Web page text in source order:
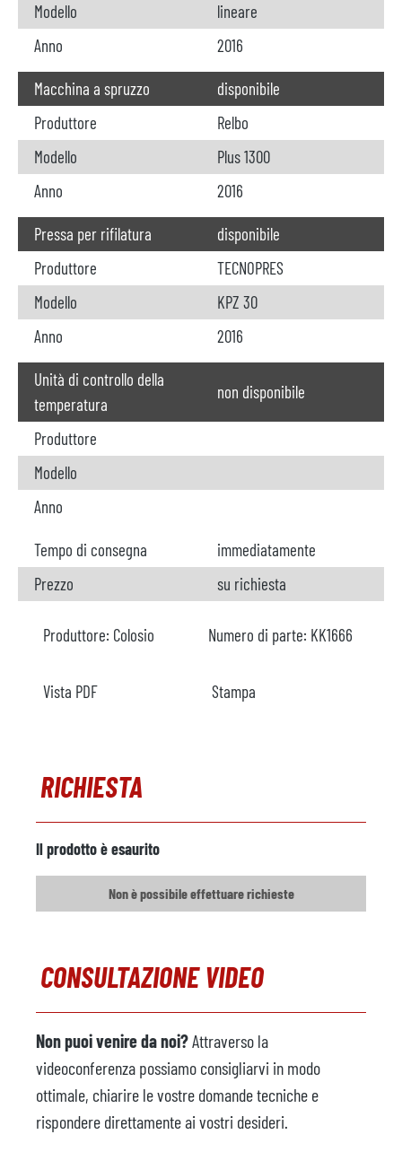
Modello
lineare
Anno
2016
Macchina a spruzzo
disponibile
Produttore
Relbo
Modello
Plus 1300
Anno
2016
Pressa per rifilatura
disponibile
Produttore
TECNOPRES
Modello
KPZ 30
Anno
2016
Unità di controllo della
temperatura
non disponibile
Produttore
Modello
Anno
Tempo di consegna
immediatamente
Prezzo
su richiesta
Produttore: Colosio Numero di parte: KK1666
Vista PDF Stampa
RICHIESTA
Il prodotto è esaurito
Non è possibile effettuare richieste
CONSULTAZIONE VIDEO
Non puoi venire da noi?Attraverso la
videoconferenza possiamo consigliarvi in modo
ottimale, chiarire le vostre domande tecniche e
rispondere direttamente ai vostri desideri.